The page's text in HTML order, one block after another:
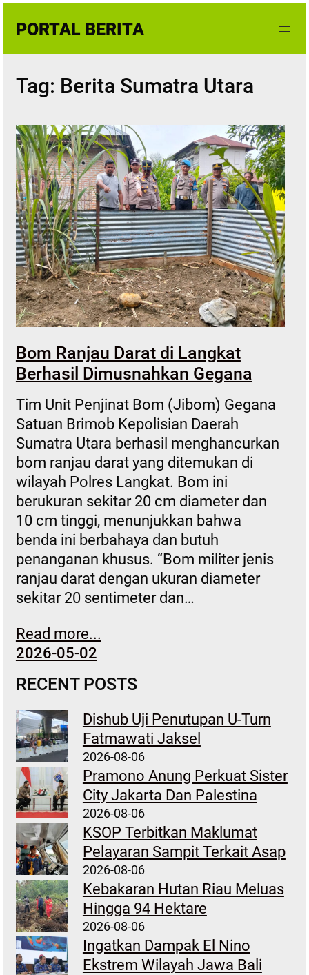
content
PORTAL BERITA
Tag: Berita Sumatra Utara
Bom Ranjau Darat di Langkat
Berhasil Dimusnahkan Gegana
Tim Unit Penjinat Bom (Jibom) Gegana
Satuan Brimob Kepolisian Daerah
Sumatra Utara berhasil menghancurkan
bom ranjau darat yang ditemukan di
wilayah Polres Langkat. Bom ini
berukuran sekitar 20 cm diameter dan
10 cm tinggi, menunjukkan bahwa
benda ini berbahaya dan butuh
penanganan khusus. “Bom militer jenis
ranjau darat dengan ukuran diameter
sekitar 20 sentimeter dan…
Read more...
2026-05-02
RECENT POSTS
Dishub Uji Penutupan U-Turn
Fatmawati Jaksel
2026-08-06
Pramono Anung Perkuat Sister
City Jakarta Dan Palestina
2026-08-06
KSOP Terbitkan Maklumat
Pelayaran Sampit Terkait Asap
2026-08-06
Kebakaran Hutan Riau Meluas
Hingga 94 Hektare
2026-08-06
Ingatkan Dampak El Nino
Ekstrem Wilayah Jawa Bali